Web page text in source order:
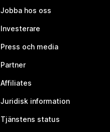
Jobba hos oss
Investerare
Press och media
Partner
Affiliates
Juridisk information
Tjänstens status